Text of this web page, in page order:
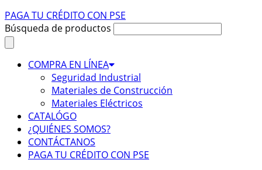
PAGA TU CRÉDITO CON PSE
Búsqueda de productos
COMPRA EN LÍNEA
Seguridad Industrial
Materiales de Construcción
Materiales Eléctricos
CATALÓGO
¿QUIÉNES SOMOS?
CONTÁCTANOS
PAGA TU CRÉDITO CON PSE